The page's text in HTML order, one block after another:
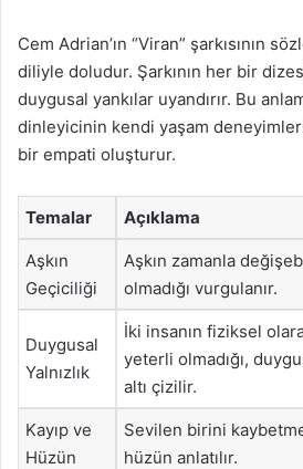
Cem Adrian’ın “Viran” şarkısının
diliyle doludur. Şarkının her bir
duygusal yankılar uyandırır. Bu
dinleyicinin kendi yaşam
bir empati oluşturur.
Temalar Açıklama
Aşkın
Geçiciliği
Aşkın zamanla
olmadığı vurgulanır.
Duygusal
Yalnızlık
İki insanın fiziksel
yeterli olmadığı,
altı çizilir.
Kayıp ve
Hüzün
Sevilen birini
hüzün anlatılır.